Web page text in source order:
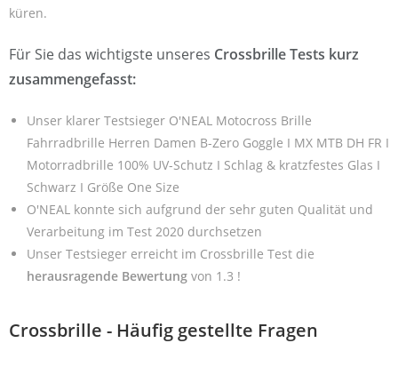
küren.
Für Sie das wichtigste unseres Crossbrille Tests kurz
zusammengefasst:
Unser klarer Testsieger O'NEAL Motocross Brille
Fahrradbrille Herren Damen B-Zero Goggle I MX MTB DH FR I
Motorradbrille 100% UV-Schutz I Schlag & kratzfestes Glas I
Schwarz I Größe One Size
O'NEAL konnte sich aufgrund der sehr guten Qualität und
Verarbeitung im Test 2020 durchsetzen
Unser Testsieger erreicht im Crossbrille Test die
herausragende Bewertung von 1.3 !
Crossbrille - Häufig gestellte Fragen